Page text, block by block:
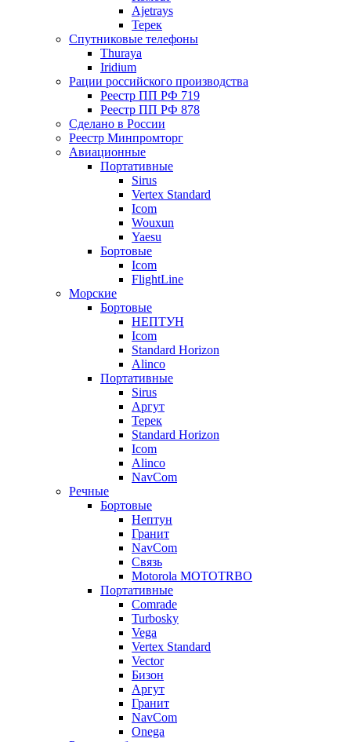
Ajetrays
Терек
Спутниковые телефоны
Thuraya
Iridium
Рации российского производства
Реестр ПП РФ 719
Реестр ПП РФ 878
Сделано в России
Реестр Минпромторг
Авиационные
Портативные
Sirus
Vertex Standard
Icom
Wouxun
Yaesu
Бортовые
Icom
FlightLine
Морские
Бортовые
НЕПТУН
Icom
Standard Horizon
Alinco
Портативные
Sirus
Аргут
Терек
Standard Horizon
Icom
Alinco
NavCom
Речные
Бортовые
Нептун
Гранит
NavCom
Связь
Motorola MOTOTRBO
Портативные
Comrade
Turbosky
Vega
Vertex Standard
Vector
Бизон
Аргут
Гранит
NavCom
Onega